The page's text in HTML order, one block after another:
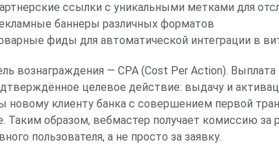
ссылки с уникальными метками для
баннеры различных форматов
фиды для автоматической интеграции в
вознаграждения — CPA (Cost Per Action). Выплата
целевое действие: выдачу и
новому клиенту банка с совершением первой
Таким образом, вебмастер получает комиссию за
пользователя, а не просто за заявку.